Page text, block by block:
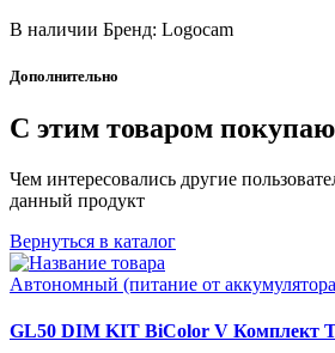
В наличии Бренд: Logocam
Дополнительно
С этим товаром
Чем интересовались другие
данный продукт
Вернуться в каталог
Автономный (питание от
GL50 DIM KIT BiColor V Комплект